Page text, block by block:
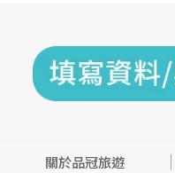
關於品冠旅遊